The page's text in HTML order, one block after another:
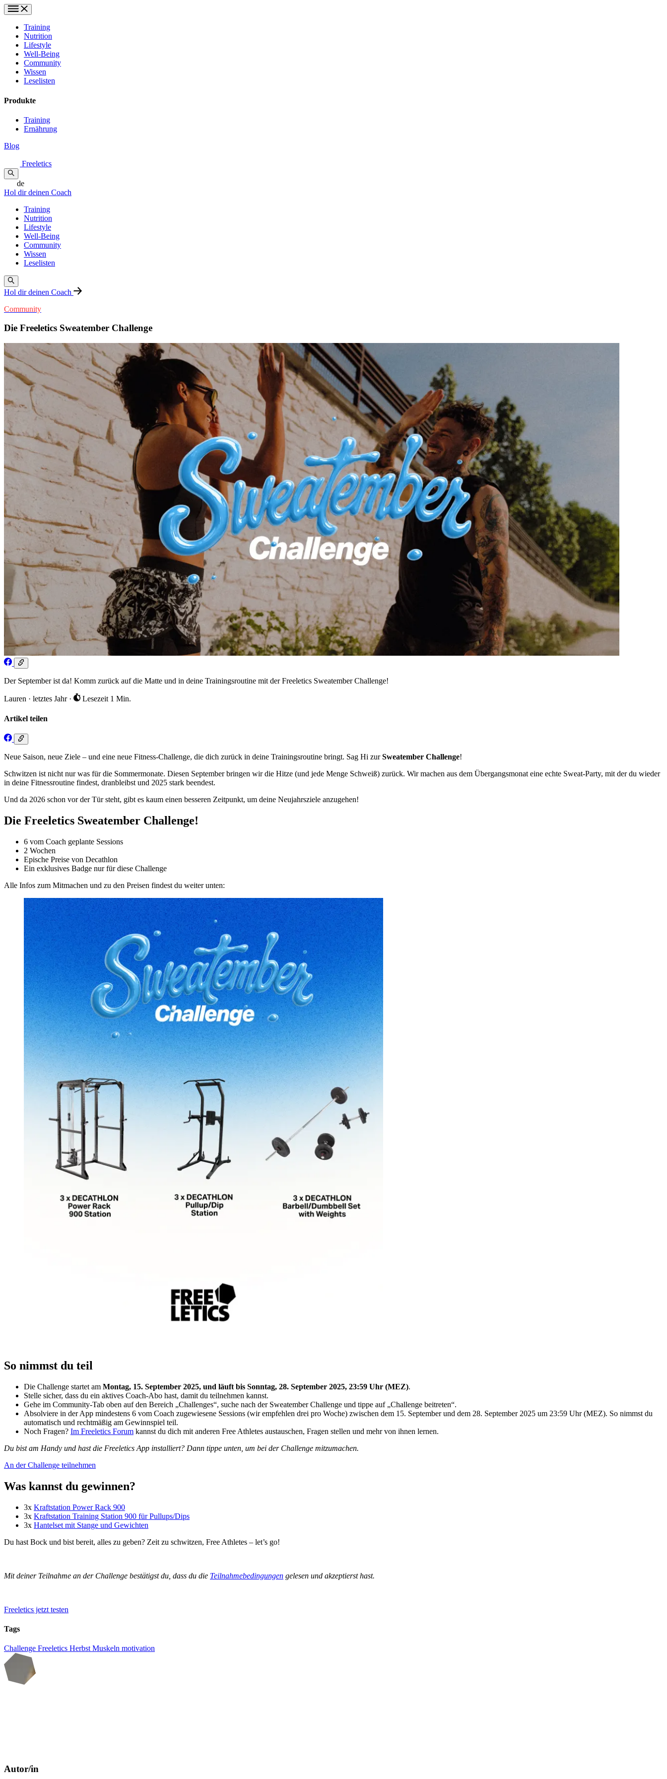
Training
Nutrition
Lifestyle
Well-Being
Community
Wissen
Leselisten
Produkte
Training
Ernährung
Blog
Freeletics
de
Hol dir deinen Coach
Training
Nutrition
Lifestyle
Well-Being
Community
Wissen
Leselisten
Hol dir deinen Coach
Community
Die Freeletics Sweatember Challenge
Der September ist da! Komm zurück auf die Matte und in deine Trainingsroutine mit der Freeletics Sweatember Challenge!
Lauren · letztes Jahr · Lesezeit 1 Min.
Artikel teilen
Neue Saison, neue Ziele – und eine neue Fitness-Challenge, die dich zurück in deine Trainingsroutine bringt. Sag Hi zurSweatember Challenge!
Schwitzen ist nicht nur was für die Sommermonate. Diesen September bringen wir die Hitze (und jede Menge Schweiß) zurück. Wir machen aus dem Übergangsmonat eine echte Sweat-Party, mit der du wieder
in deine Fitnessroutine findest, dranbleibst und 2025 stark beendest.
Und da 2026 schon vor der Tür steht, gibt es kaum einen besseren Zeitpunkt, um deine Neujahrsziele anzugehen!
Die Freeletics Sweatember Challenge!
6 vom Coach geplante Sessions
2 Wochen
Epische Preise von Decathlon
Ein exklusives Badge nur für diese Challenge
Alle Infos zum Mitmachen und zu den Preisen findest du weiter unten:
So nimmst du teil
Die Challenge startet am Montag, 15. September 2025, und läuft bis Sonntag, 28. September 2025, 23:59 Uhr (MEZ).
Stelle sicher, dass du ein aktives Coach-Abo hast, damit du teilnehmen kannst.
Gehe im Community-Tab oben auf den Bereich „Challenges“, suche nach der Sweatember Challenge und tippe auf „Challenge beitreten“.
Absolviere in der App mindestens 6 vom Coach zugewiesene Sessions (wir empfehlen drei pro Woche) zwischen dem 15. September und dem 28. September 2025 um 23:59 Uhr (MEZ). So nimmst du
automatisch und rechtmäßig am Gewinnspiel teil.
Noch Fragen? Im Freeletics Forum kannst du dich mit anderen Free Athletes austauschen, Fragen stellen und mehr von ihnen lernen.
Du bist am Handy und hast die Freeletics App installiert? Dann tippe unten, um bei der Challenge mitzumachen.
An der Challenge teilnehmen
Was kannst du gewinnen?
3x Kraftstation Power Rack 900
3x Kraftstation Training Station 900 für Pullups/Dips
3x Hantelset mit Stange und Gewichten
Du hast Bock und bist bereit, alles zu geben? Zeit zu schwitzen, Free Athletes – let’s go!
Mit deiner Teilnahme an der Challenge bestätigst du, dass du die Teilnahmebedingungen gelesen und akzeptierst hast.
Freeletics jetzt testen
Tags
Challenge Freeletics Herbst Muskeln motivation
Autor/in